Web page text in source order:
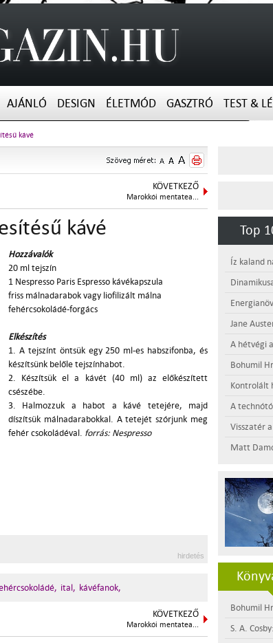
AJÁNLÓ DESIGN ÉLETMÓD GASZTRÓ TEST &
kávé
KÖVETKEZŐ
Marokkói mentatea...
kávé
Hozzávalók
20 ml tejszín
1 Nespresso Paris Espresso kávékapszula
friss málnadarabok vagy liofilizált málna
fehércsokoládé-forgács
Elkészítés
1. A tejszínt öntsük egy 250 ml-es habszifonba, és
készítsünk belőle tejszínhabot.
2. Készítsük el a kávét (40 ml) az előkészített
csészébe.
3. Halmozzuk a habot a kávé tetejére, majd
díszítsük málnadarabokkal. A tetejét szórjunk meg
fehér csokoládéval. forrás: Nespresso
hirdetés
ital, kávéfanok,
KÖVETKEZŐ
Marokkói mentatea...
Top
Íz kaland
Jane
A hétvégi
Bohumil
Kontrolált
A
Visszatér
Matt
Bohumil
S. A.